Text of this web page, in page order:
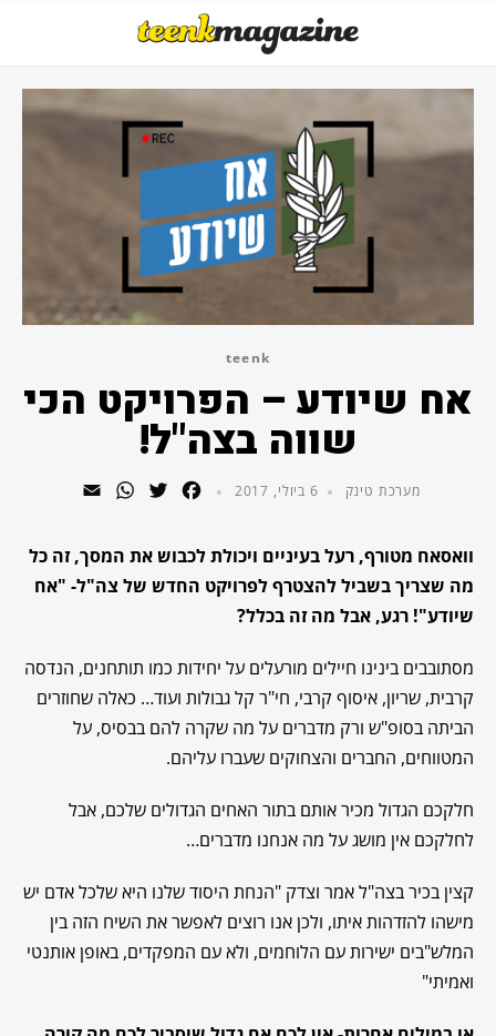
teenk
אח שיודע – הפרויקט הכי
שווה בצה"ל!
מערכת טינק 6 ביולי, 2017 Facebook
Twitter
WhatsApp
וואסאח מטורף, רעל בעיניים ויכולת לכבוש את המסך, זה כל
מה שצריך בשביל להצטרף לפרויקט החדש של צה"ל- "אח
שיודע"! רגע, אבל מה זה בכלל?
מסתובבים בינינו חיילים מורעלים על יחידות כמו תותחנים, הנדסה
קרבית, שריון, איסוף קרבי, חי"ר קל גבולות ועוד… כאלה שחוזרים
הביתה בסופ"ש ורק מדברים על מה שקרה להם בבסיס, על
המטווחים, החברים והצחוקים שעברו עליהם.
חלקכם הגדול מכיר אותם בתור האחים הגדולים שלכם, אבל
לחלקכם אין מושג על מה אנחנו מדברים…
קצין בכיר בצה"ל אמר וצדק "הנחת היסוד שלנו היא שלכל אדם יש
מישהו להזדהות איתו, ולכן אנו רוצים לאפשר את השיח הזה בין
המלש"בים ישירות עם הלוחמים, ולא עם המפקדים, באופן אותנטי
ואמיתי"